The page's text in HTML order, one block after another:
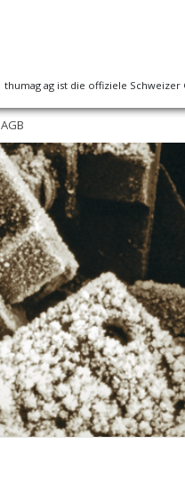
thumag ag ist die offiziele
AGB